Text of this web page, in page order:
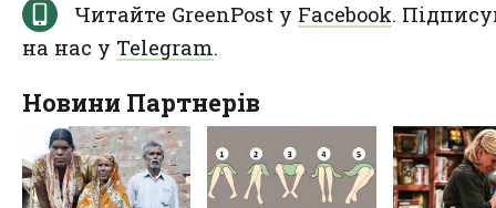
Читайте GreenPost у Facebook.
на нас у Telegram.